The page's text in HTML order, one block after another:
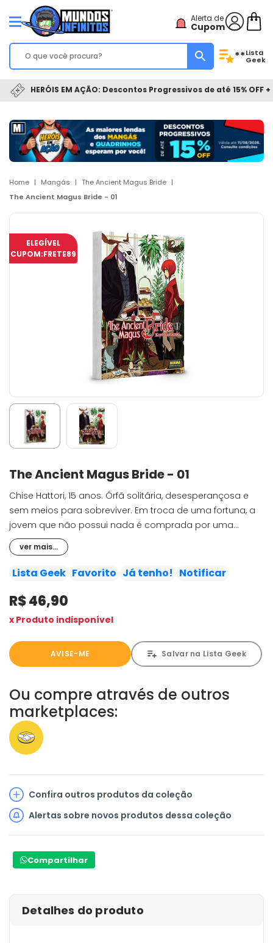
Alerta de
Cupom
**Lista
Geek
HERÓIS EM AÇÃO: Descontos Progressivos de até 15% OFF
Home | Mangás | The Ancient Magus Bride |
The Ancient Magus Bride - 01
ELEGÍVEL
CUPOM:FRETE89
The Ancient Magus Bride - 01
Chise Hattori, 15 anos. Órfã solitária, desesperançosa e
sem meios para sobreviver. Em troca de uma fortuna, a
jovem que não possui nada é comprada por uma
criatura não-humana que convive com a eternidade e
se diz mago.
Quando a entidade a acolhe em sua casa como
começa a se mexer devagarinho... e ela está prestes a
começar uma nova e estranha vida, repleta de magia,
fadas e outros seres de natureza mágica.
ver mais...
Lista Geek Favorito Já tenho! Notificar
R$ 46,90
x Produto indisponível
AVISE-ME Salvar na Lista Geek
Ou compre através de outros
marketplaces:
Confira outros produtos da coleção
Alertas sobre novos produtos dessa coleção
Compartilhar
Detalhes do produto